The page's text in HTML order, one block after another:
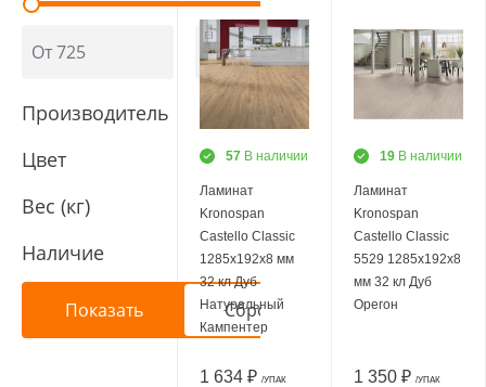
Производитель
Цвет
Вес (кг)
Наличие
57 В наличии
Ламинат
Kronospan
Castello Classic
1285х192х8 мм
32 кл Дуб
Натуральный
Кампентер
1 634 ₽ /УПАК
19 В наличии
Ламинат
Kronospan
Castello Classic
5529 1285х192х8
мм 32 кл Дуб
Орегон
1 350 ₽ /УПАК